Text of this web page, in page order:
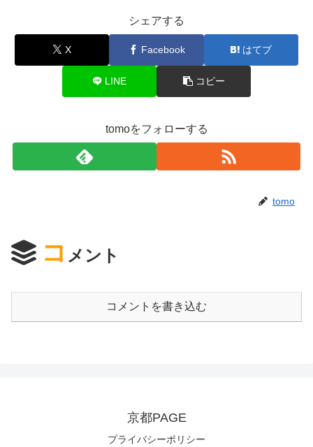
シェアする
X Facebook はてブ
LINE コピー
tomoをフォローする
tomo
コ メント
コメントを書き込む
京都PAGE
プライバシーポリシー